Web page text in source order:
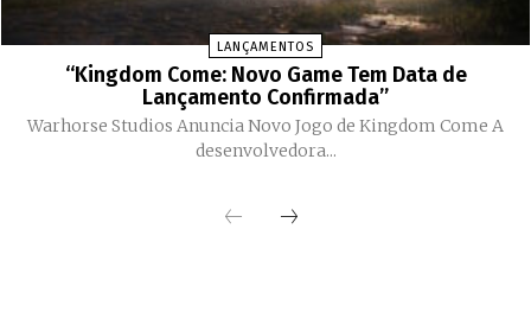
LANÇAMENTOS
“Kingdom Come: Novo Game Tem Data de
Lançamento Confirmada”
Warhorse Studios Anuncia Novo Jogo de Kingdom Come A
desenvolvedora...